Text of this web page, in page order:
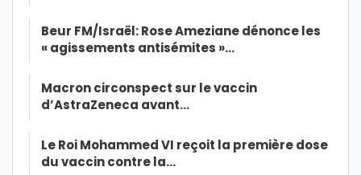
Beur FM/Israël: Rose Ameziane dénonce les
« agissements antisémites »…
Macron circonspect sur le vaccin
d’AstraZeneca avant…
Le Roi Mohammed VI reçoit la première dose
du vaccin contre la…